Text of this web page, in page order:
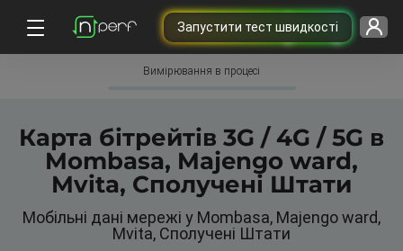
Запустити тест швидкості
Вимірювання в процесі
Карта бітрейтів 3G / 4G / 5G в
Mombasa, Majengo ward,
Mvita, Сполучені Штати
Мобільні дані мережі у Mombasa, Majengo ward,
Mvita, Сполучені Штати